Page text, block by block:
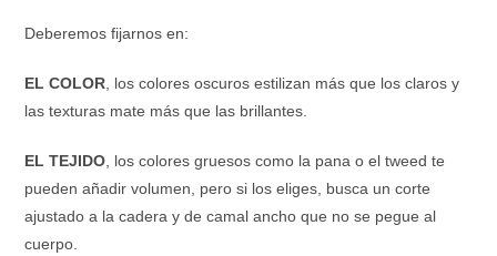
Deberemos fijarnos en:
EL COLOR , los colores oscuros estilizan más que los claros y
las texturas mate más que las brillantes.
EL TEJIDO , los colores gruesos como la pana o el tweed te
pueden añadir volumen, pero si los eliges, busca un corte
ajustado a la cadera y de camal ancho que no se pegue al
cuerpo.